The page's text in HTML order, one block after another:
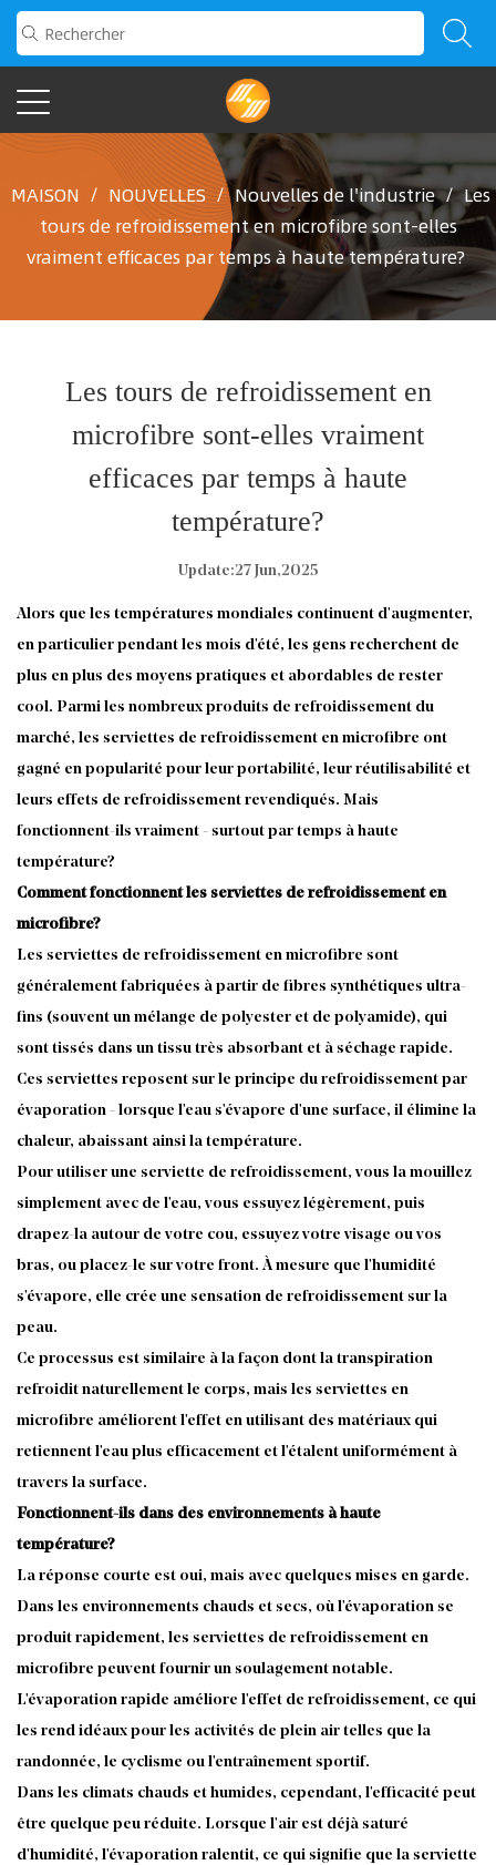
MAISON / NOUVELLES / Nouvelles de l'industrie / Les
tours de refroidissement en microfibre sont-elles
vraiment efficaces par temps à haute température?
Les tours de refroidissement en
microfibre sont-elles vraiment
efficaces par temps à haute
température?
Update:27 Jun,2025
Alors que les températures mondiales continuent d'augmenter,
en particulier pendant les mois d'été, les gens recherchent de
plus en plus des moyens pratiques et abordables de rester
cool. Parmi les nombreux produits de refroidissement du
marché, les serviettes de refroidissement en microfibre ont
gagné en popularité pour leur portabilité, leur réutilisabilité et
leurs effets de refroidissement revendiqués. Mais
fonctionnent-ils vraiment - surtout par temps à haute
température?
Comment fonctionnent les serviettes de refroidissement en
microfibre?
Les serviettes de refroidissement en microfibre sont
généralement fabriquées à partir de fibres synthétiques ultra-
fins (souvent un mélange de polyester et de polyamide), qui
sont tissés dans un tissu très absorbant et à séchage rapide.
Ces serviettes reposent sur le principe du refroidissement par
évaporation - lorsque l'eau s'évapore d'une surface, il élimine la
chaleur, abaissant ainsi la température.
Pour utiliser une serviette de refroidissement, vous la mouillez
simplement avec de l'eau, vous essuyez légèrement, puis
drapez-la autour de votre cou, essuyez votre visage ou vos
bras, ou placez-le sur votre front. À mesure que l'humidité
s'évapore, elle crée une sensation de refroidissement sur la
peau.
Ce processus est similaire à la façon dont la transpiration
refroidit naturellement le corps, mais les serviettes en
microfibre améliorent l'effet en utilisant des matériaux qui
retiennent l'eau plus efficacement et l'étalent uniformément à
travers la surface.
Fonctionnent-ils dans des environnements à haute
température?
La réponse courte est oui, mais avec quelques mises en garde.
Dans les environnements chauds et secs, où l'évaporation se
produit rapidement, les serviettes de refroidissement en
microfibre peuvent fournir un soulagement notable.
L'évaporation rapide améliore l'effet de refroidissement, ce qui
les rend idéaux pour les activités de plein air telles que la
randonnée, le cyclisme ou l'entraînement sportif.
Dans les climats chauds et humides, cependant, l'efficacité peut
être quelque peu réduite. Lorsque l'air est déjà saturé
d'humidité, l'évaporation ralentit, ce qui signifie que la serviette